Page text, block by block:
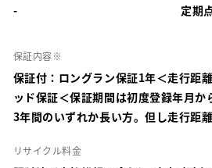
- 定期
保証内容※
保証付：ロングラン保証1年＜走行距
ッド保証＜保証期間は初度登録年月か
3年間のいずれか長い方。但し走行距
リサイクル料金